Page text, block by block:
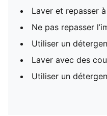
Laver et repasser à
Ne pas repasser
Utiliser un
Laver avec des
Utiliser un